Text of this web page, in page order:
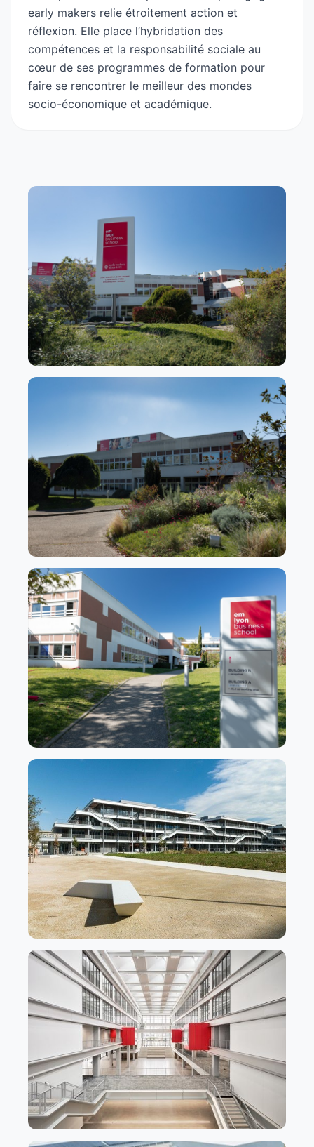
dans 130 pays.
early makers relie étroitement action et
réflexion. Elle place l’hybridation des
compétences et la responsabilité sociale au
cœur de ses programmes de formation pour
faire se rencontrer le meilleur des mondes
socio-économique et académique.